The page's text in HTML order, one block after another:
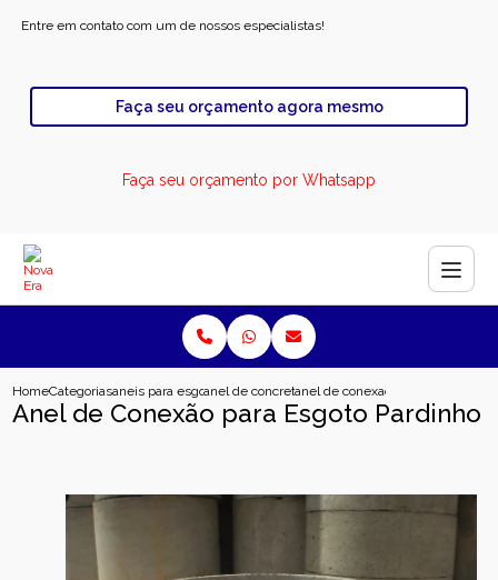
Entre em contato com um de nossos especialistas!
Faça seu orçamento agora mesmo
Faça seu orçamento por Whatsapp
HomeCategoriasaneis para esgotoanel de concreto para rodoviaanel de conexao para esgoto
Anel de Conexão para Esgoto Pardinho